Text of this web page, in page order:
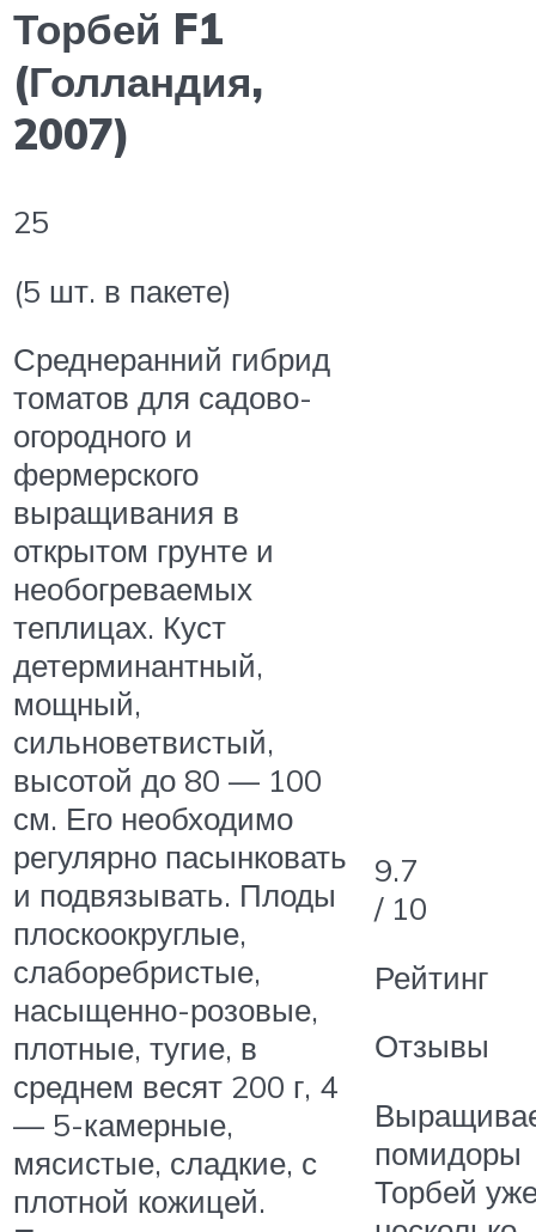
Торбей F1
(Голландия,
2007)
25
(5 шт. в пакете)
Среднеранний гибрид
томатов для садово-
огородного и
фермерского
выращивания в
открытом грунте и
необогреваемых
теплицах. Куст
детерминантный,
мощный,
сильноветвистый,
высотой до 80 — 100
см. Его необходимо
регулярно пасынковать
и подвязывать. Плоды
плоскоокруглые,
слаборебристые,
насыщенно-розовые,
плотные, тугие, в
среднем весят 200 г, 4
— 5-камерные,
мясистые, сладкие, с
плотной кожицей.
9.7
/ 10
Рейтинг
Отзывы
помидоры
Торбей